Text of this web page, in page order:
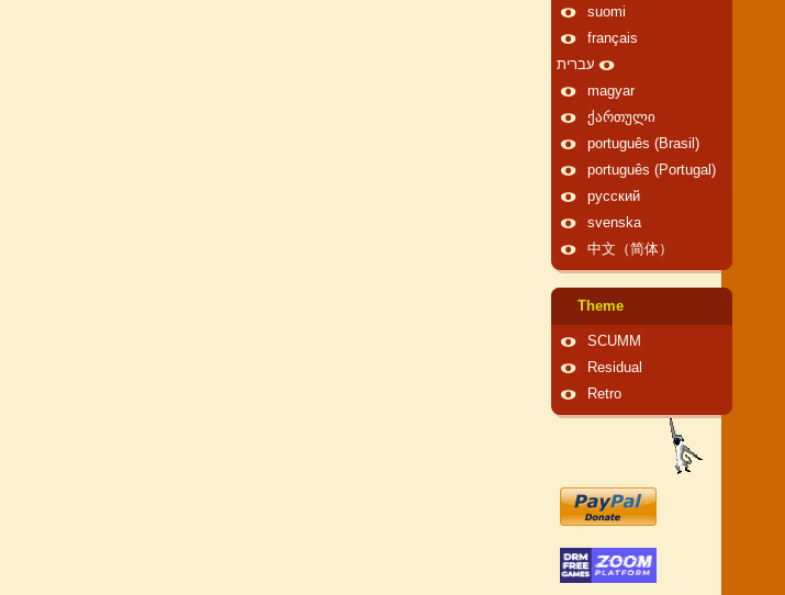
suomi
français
עברית
magyar
ქართული
português (Brasil)
português (Portugal)
русский
svenska
中文（简体）
Theme
SCUMM
Residual
Retro